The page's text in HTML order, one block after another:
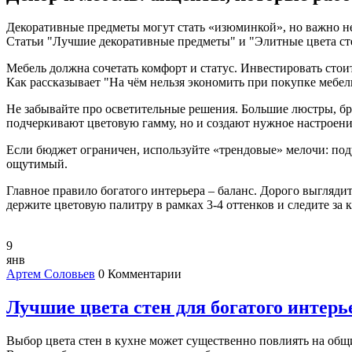
Декоративные предметы могут стать «изюминкой», но важно
Статьи "Лучшие декоративные предметы" и "Элитные цвета
Мебель должна сочетать комфорт и статус. Инвестировать
Как рассказывает "На чём нельзя экономить при покупке
Не забывайте про осветительные решения. Большие люстры,
подчеркивают цветовую гамму, но и создают нужное
Если бюджет ограничен, используйте «трендовые» мелочи:
ощутимый.
Главное правило богатого интерьера – баланс. Дорого
держите цветовую палитру в рамках 3‑4 оттенков и следите
9
янв
Артем Соловьев 0 Комментарии
Лучшие цвета стен для богатого
Выбор цвета стен в кухне может существенно повлиять на